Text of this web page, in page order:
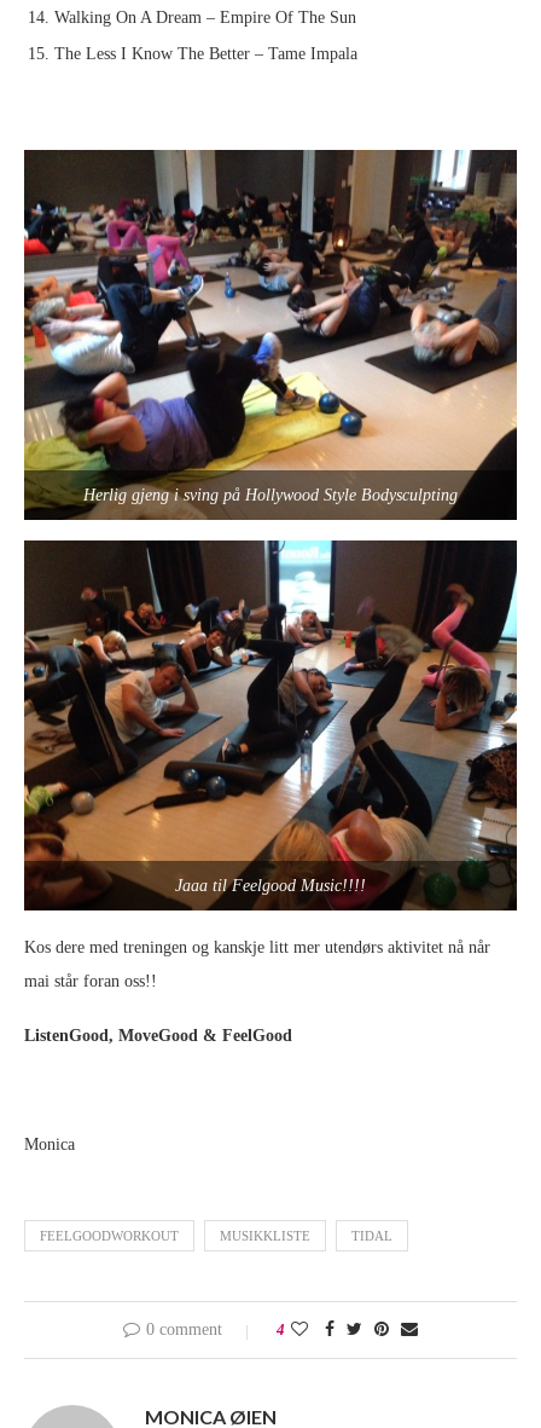
Walking On A Dream – Empire Of The Sun
The Less I Know The Better – Tame Impala
Herlig gjeng i sving på Hollywood Style Bodysculpting
Jaaa til Feelgood Music!!!!
Kos dere med treningen og kanskje litt mer utendørs aktivitet nå når
mai står foran oss!!
ListenGood, MoveGood & FeelGood
Monica
FEELGOODWORKOUT MUSIKKLISTE TIDAL
0 comment 4
MONICA ØIEN